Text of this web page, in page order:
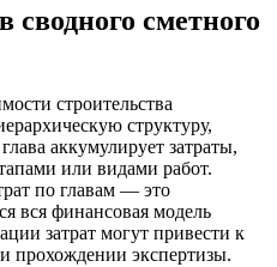
сводного сметного
строительства
структуру,
аккумулирует затраты,
или видами работ.
по главам — это
вся финансовая модель
затрат могут привести к
прохождении экспертизы.